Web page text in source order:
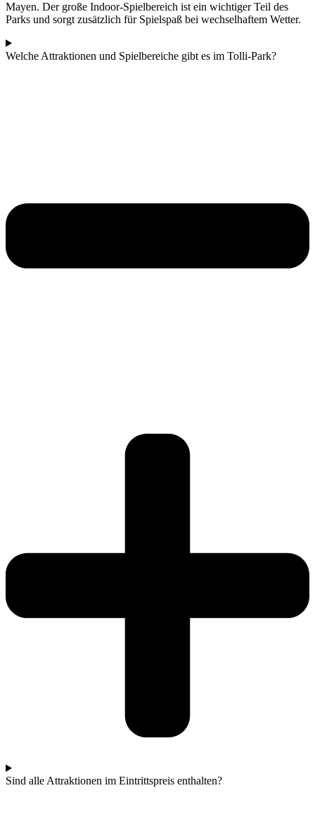
Mayen. Der große Indoor-Spielbereich ist ein wichtiger Teil des
Parks und sorgt zusätzlich für Spielspaß bei wechselhaftem Wetter.
Welche Attraktionen und Spielbereiche gibt es im Tolli-Park?
Sind alle Attraktionen im Eintrittspreis enthalten?